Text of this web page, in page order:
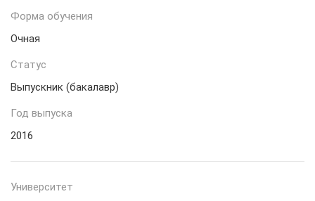
Форма обучения
Очная
Статус
Выпускник (бакалавр)
Год выпуска
2016
Университет